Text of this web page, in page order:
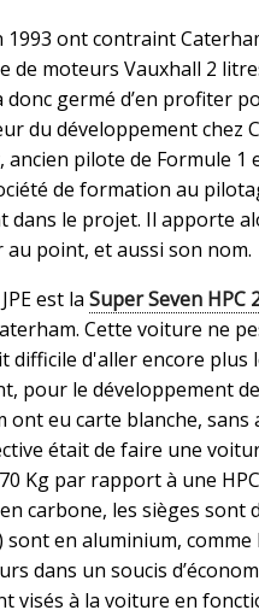
ont contraint
moteurs Vauxhall 2
germé d’en profiter
du développement chez
pilote de Formule 1
de formation au
dans le projet. Il apporte
au point, et aussi son nom.
est la Super Seven HPC
Cette voiture ne
difficile d'aller encore plus
pour le développement de
ont eu carte blanche, sans
était de faire une
Kg par rapport à une
carbone, les sièges sont
en aluminium,
dans un soucis
visés à la voiture en